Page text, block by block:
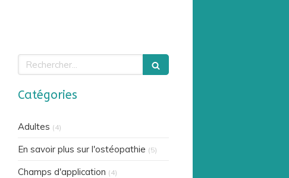
Rechercher
Catégories
Adultes (4)
En savoir plus sur l'ostéopathie (5)
Champs d'application (4)